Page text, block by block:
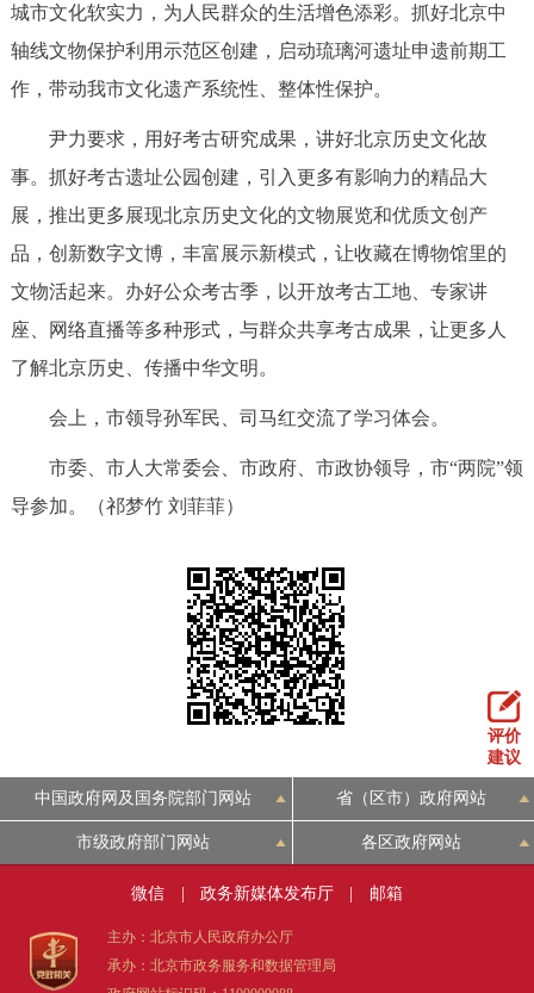
城市文化软实力，为人民群众的生活增色添彩。抓好北京中
轴线文物保护利用示范区创建，启动琉璃河遗址申遗前期工
作，带动我市文化遗产系统性、整体性保护。
尹力要求，用好考古研究成果，讲好北京历史文化故
事。抓好考古遗址公园创建，引入更多有影响力的精品大
展，推出更多展现北京历史文化的文物展览和优质文创产
品，创新数字文博，丰富展示新模式，让收藏在博物馆里的
文物活起来。办好公众考古季，以开放考古工地、专家讲
座、网络直播等多种形式，与群众共享考古成果，让更多人
了解北京历史、传播中华文明。
会上，市领导孙军民、司马红交流了学习体会。
市委、市人大常委会、市政府、市政协领导，市“两院”领
导参加。（祁梦竹 刘菲菲）
评价
建议
中国政府网及国务院部门网站 省（区市）政府网站
市级政府部门网站 各区政府网站
微信 政务新媒体发布厅 邮箱
主办：北京市人民政府办公厅
承办：北京市政务服务和数据管理局